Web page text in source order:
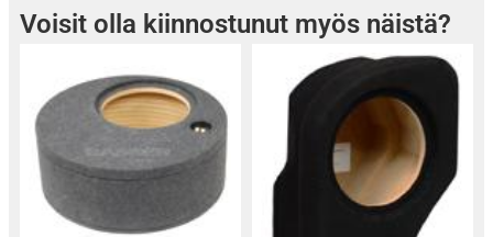
Voisit olla kiinnostunut myös näistä?